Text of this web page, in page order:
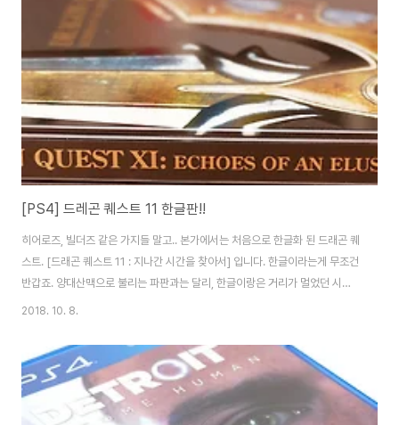
는 저물었으나.. 여전히 그렇게 살아가는 이들을 보여주고 있죠. 추운 설산속을
헤매이는 것부터 시작합니다. 게임의 5할 이상은 말 타고 이동하는 것에 있습
니다. ..
[PS4] 드레곤 퀘스트 11 한글판!!
히어로즈, 빌더즈 같은 가지들 말고.. 본가에서는 처음으로 한글화 된 드래곤 퀘
스트. [드래곤 퀘스트 11 : 지나간 시간을 찾아서] 입니다. 한글이라는게 무조건
반갑죠. 양대산맥으로 불리는 파판과는 달리, 한글이랑은 거리가 멀었던 시리
즈이니.. ㅡ_ㅜ 초회판 예약의 주된 이유였던 스틸북. 다른 예약이나 한정에는
북 마감은 영 아쉽습니다. 요렇게 똭!!! 예판 특전 코드. 테마를 제외하곤 게임내
에서 구할수 있고, 그리 중요하지도 않은 것들입니다. 아.. 한글 제목 참으로 반
갑네요. 이들의 스토리의 주된 캐릭터들입니다. 우리에겐 드래곤볼로 익숙한
토리야마 아키라가 캐릭터 디자인을 맡고 있는 시리즈이기도 하죠. 아이의 탄
2018. 10. 8.